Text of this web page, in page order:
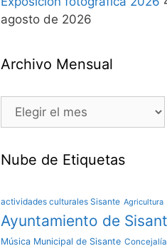
agosto de 2026
Archivo Mensual
Nube de Etiquetas
actividades culturales Sisante Agricultura
Ayuntamiento de
Música Municipal de Sisante